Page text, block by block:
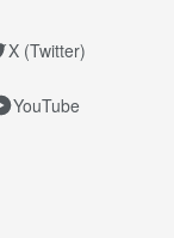
X (Twitter)
YouTube